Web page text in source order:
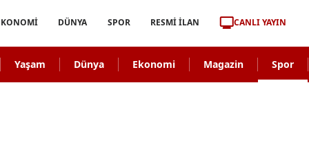
DÜNYA SPOR RESMİ İLAN CANLI YAYIN
Yaşam Dünya Ekonomi Magazin Spor